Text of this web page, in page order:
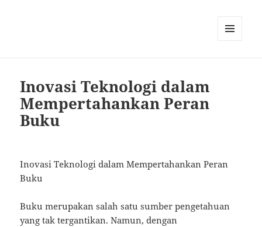
Inovasi Teknologi dalam
Mempertahankan Peran
Buku
Inovasi Teknologi dalam Mempertahankan Peran
Buku
Buku merupakan salah satu sumber pengetahuan
yang tak tergantikan. Namun, dengan